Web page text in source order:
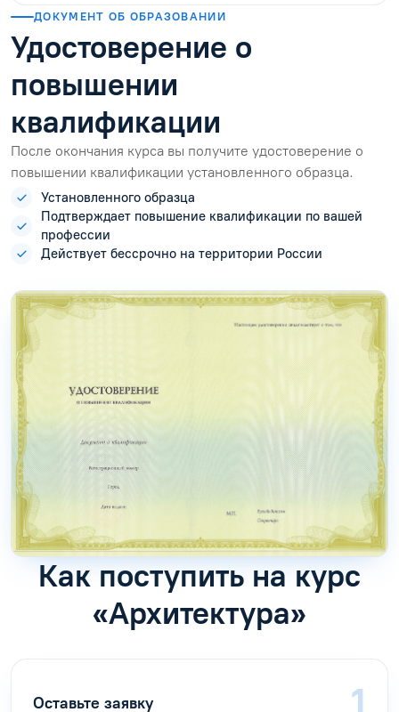
ДОКУМЕНТ ОБ ОБРАЗОВАНИИ
Удостоверение о
повышении
квалификации
После окончания курса вы получите удостоверение о
повышении квалификации установленного образца.
Установленного образца
Подтверждает повышение квалификации по вашей
профессии
Действует бессрочно на территории России
Как поступить на курс
«Архитектура»
Оставьте заявку